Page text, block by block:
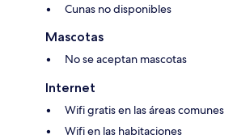
Cunas no disponibles
Mascotas
No se aceptan mascotas
Internet
Wifi gratis en las áreas comunes
Wifi en las habitaciones